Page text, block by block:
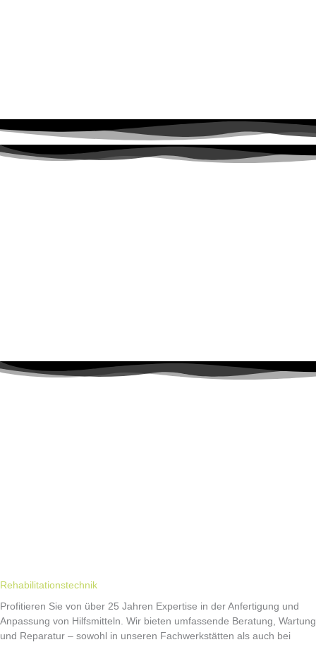
Rehabilitationstechnik
Profitieren Sie von über 25 Jahren Expertise in der Anfertigung und
Anpassung von Hilfsmitteln. Wir bieten umfassende Beratung, Wartung
und Reparatur – sowohl in unseren Fachwerkstätten als auch bei